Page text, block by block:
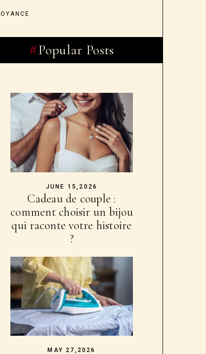
Popular Posts
JUNE 15,2026
Cadeau de couple :
comment choisir un bijou
qui raconte votre histoire
?
MAY 27,2026